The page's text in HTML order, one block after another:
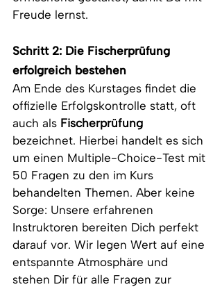
Freude lernst.
Schritt 2: Die Fischerprüfung
erfolgreich bestehen
Am Ende des Kurstages findet die
offizielle Erfolgskontrolle statt, oft
auch als Fischerprüfung
bezeichnet. Hierbei handelt es sich
um einen Multiple-Choice-Test mit
50 Fragen zu den im Kurs
behandelten Themen. Aber keine
Sorge: Unsere erfahrenen
Instruktoren bereiten Dich perfekt
darauf vor. Wir legen Wert auf eine
entspannte Atmosphäre und
stehen Dir für alle Fragen zur